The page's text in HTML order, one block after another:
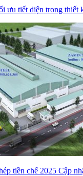
ưu tiết diện trong thiết
tiền chế 2025 Cập